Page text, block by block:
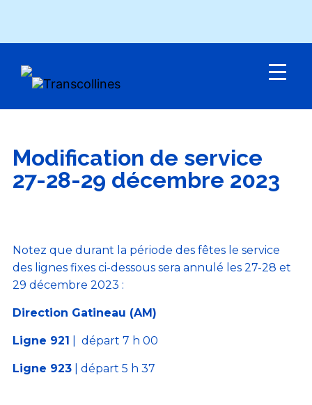
Menu
Modification de service
27-28-29 décembre 2023
Notez que durant la période des fêtes le service
des lignes fixes ci-dessous sera annulé les 27-28 et
29 décembre 2023 :
Direction Gatineau (AM)
Ligne 921 | départ 7 h 00
Ligne 923| départ 5 h 37